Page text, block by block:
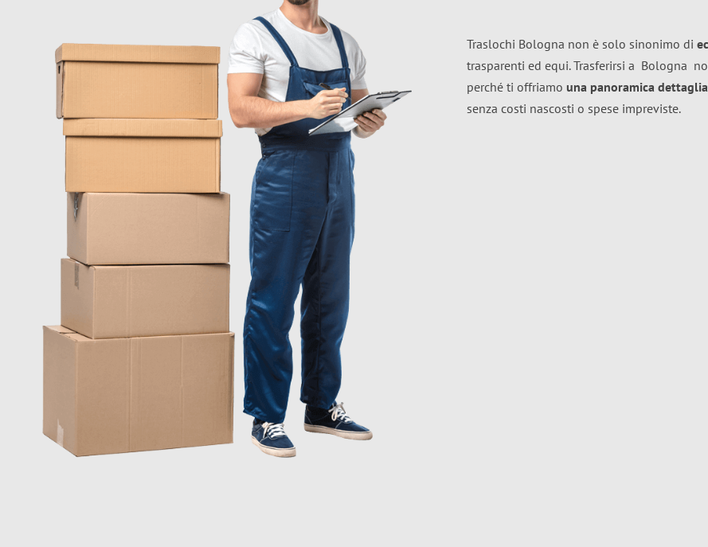
Traslochi Bologna non è solo sinonimo di
trasparenti ed equi. Trasferirsi a Bologna
perché ti offriamo una panoramica
senza costi nascosti o spese impreviste.